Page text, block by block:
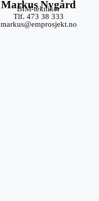
Markus Nygård
BIM-tekniker
Tlf. 473 38 333
markus@emprosjekt.no